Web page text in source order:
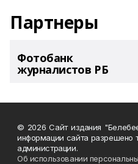
Партнеры
Фотобанк
журналистов РБ
© 2026 Сайт издания
информации сайта разрешено
администрации.
Об использовании